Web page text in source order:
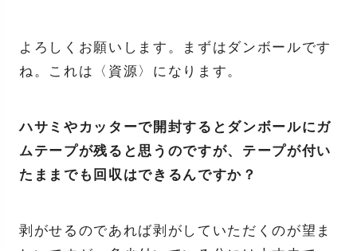
よろしくお願いします。まずはダンボールです
ね。これは〈資源〉になります。
ハサミやカッターで開封するとダンボールにガ
ムテープが残ると思うのですが、テープが付い
たままでも回収はできるんですか？
剥がせるのであれば剥がしていただくのが望ま